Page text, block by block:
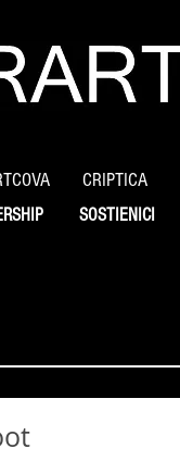
CRIPTICA
SOSTIENICI